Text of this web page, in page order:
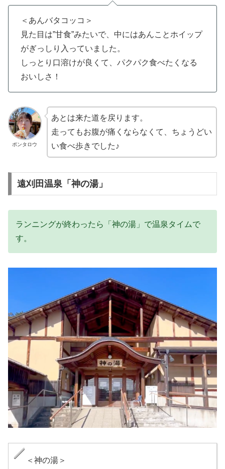
＜あんバタコッコ＞
見た目は”甘食”みたいで、中にはあんことホイップ
がぎっしり入っていました。
しっとり口溶けが良くて、パクパク食べたくなる
おいしさ！
ポンタロウ
あとは来た道を戻ります。
走ってもお腹が痛くならなくて、ちょうどい
い食べ歩きでした♪
遠刈田温泉「神の湯」
ランニングが終わったら「神の湯」で温泉タイムで
す。
＜神の湯＞